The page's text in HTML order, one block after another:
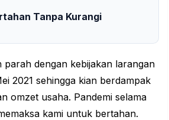
Tanpa Kurangi
parah dengan kebijakan larangan
2021 sehingga kian berdampak
omzet usaha. Pandemi selama
kami untuk bertahan.